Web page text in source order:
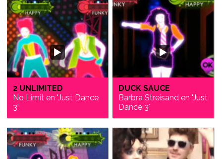
2 UNLIMITED
No Limit en 'Just Dance
3'
DUCK SAUCE
Barbra Streisand en 'Just
Dance 3'